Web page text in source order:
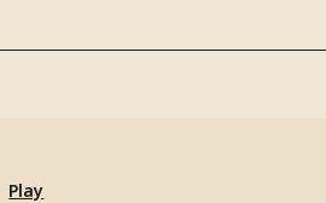
Play